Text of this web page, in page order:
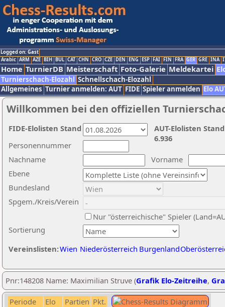
Logged on: Gast
Arabic ARM AZE BIH BUL CAT CHN CRO CZE DEN ENG ESP FAI FIN FRA GER GRE INA
Home TurnierDB Meisterschaft Foto-Galerie Meldekartei
Turnierschach-Elozahl Schnellschach-Elozahl
Allgemeines Turnier anmelden: AUT FIDE Spieler anmelden Elo
Willkommen bei den offiziellen
Nachname
Vorname
Ebene
Sortierung
Personennummer
Bundesland
Spgem./Kreis/Verein
Nur "österreichische" Spieler
Vereinslisten:Wien Niederösterreich Burgenland
AUT-Elolisten
6.936
FIDE-Elolisten Stand
Pnr:148208 Name: Maximilian Struve (Grafik Elo-Zeitreihe,
Periode Elo Partien Pkt.